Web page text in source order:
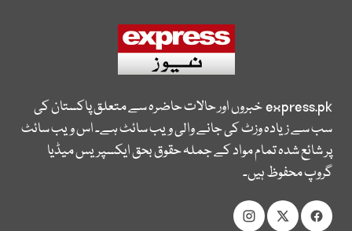
express.pkخبروں اور حالات حاضرہ سے متعلق پاکستان کی
سب سے زیادہ وزٹ کی جانے والی ویب سائٹ ہے۔ اس ویب سائٹ
پر شائع شدہ تمام مواد کے جملہ حقوق بحق ایکسپریس میڈیا
گروپ محفوظ ہیں۔